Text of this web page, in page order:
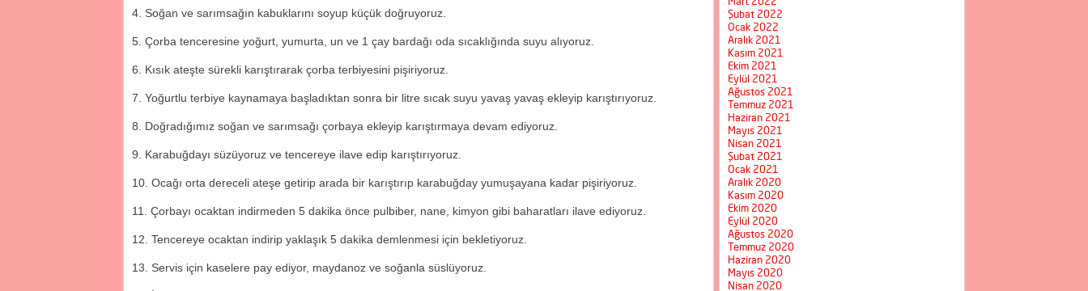
Soğan ve sarımsağın kabuklarını soyup küçük doğruyoruz.
Çorba tenceresine yoğurt, yumurta, un ve 1 çay bardağı oda sıcaklığında suyu alıyoruz.
Kısık ateşte sürekli karıştırarak çorba terbiyesini pişiriyoruz.
Yoğurtlu terbiye kaynamaya başladıktan sonra bir litre sıcak suyu yavaş yavaş ekleyip karıştırıyoruz.
Doğradığımız soğan ve sarımsağı çorbaya ekleyip karıştırmaya devam ediyoruz.
Karabuğdayı süzüyoruz ve tencereye ilave edip karıştırıyoruz.
Ocağı orta dereceli ateşe getirip arada bir karıştırıp karabuğday yumuşayana kadar pişiriyoruz.
Çorbayı ocaktan indirmeden 5 dakika önce pulbiber, nane, kimyon gibi baharatları ilave ediyoruz.
Tencereye ocaktan indirip yaklaşık 5 dakika demlenmesi için bekletiyoruz.
Servis için kaselere pay ediyor, maydanoz ve soğanla süslüyoruz.
Şubat 2022
Ocak 2022
Aralık 2021
Kasım 2021
Ekim 2021
Eylül 2021
Ağustos 2021
Temmuz 2021
Haziran 2021
Mayıs 2021
Nisan 2021
Şubat 2021
Ocak 2021
Aralık 2020
Kasım 2020
Ekim 2020
Eylül 2020
Ağustos 2020
Temmuz 2020
Haziran 2020
Mayıs 2020
Nisan 2020